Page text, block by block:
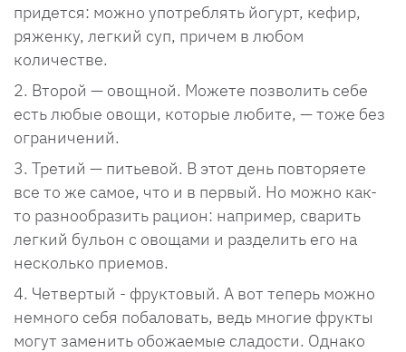
придется: можно употреблять йогурт, кефир,
ряженку, легкий суп, причем в любом
количестве.
Второй — овощной. Можете позволить себе
есть любые овощи, которые любите, — тоже без
ограничений.
Третий — питьевой. В этот день повторяете
все то же самое, что и в первый. Но можно как-
то разнообразить рацион: например, сварить
легкий бульон с овощами и разделить его на
несколько приемов.
Четвертый - фруктовый. А вот теперь можно
немного себя побаловать, ведь многие фрукты
могут заменить обожаемые сладости. Однако